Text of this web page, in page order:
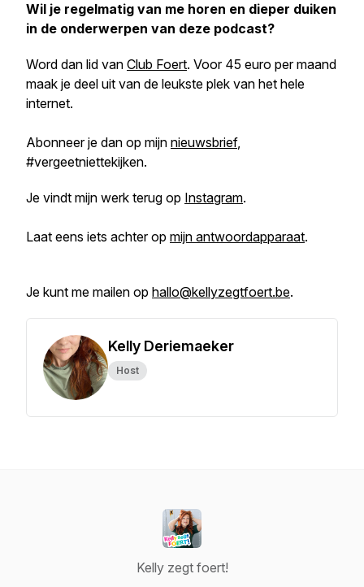
Wil je regelmatig van me horen en dieper duiken
in de onderwerpen van deze podcast?
Word dan lid van Club Foert. Voor 45 euro per maand
maak je deel uit van de leukste plek van het hele
internet.
Abonneer je dan op mijn nieuwsbrief,
#vergeetniettekijken.
Je vindt mijn werk terug op Instagram.
Laat eens iets achter op mijn antwoordapparaat.
Je kunt me mailen op hallo@kellyzegtfoert.be.
Kelly Deriemaeker
Host
Kelly zegt foert!